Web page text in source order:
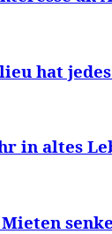
hat
in altes